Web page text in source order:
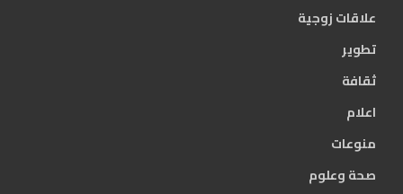
علاقات زوجية
تطوير
ثقافة
اعلام
منوعات
صحة وعلوم